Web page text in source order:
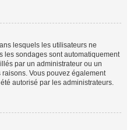
lesquels les utilisateurs ne
les sondages sont automatiquement
par un administrateur ou un
Vous pouvez également
autorisé par les administrateurs.